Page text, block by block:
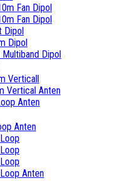
Fan Dipol
Fan Dipol
Dipol
Dipol
Dipol
Verticall
Vertical Anten
Anten
Anten
Anten